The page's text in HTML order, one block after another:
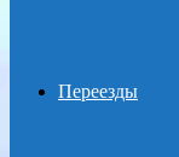
Переезды